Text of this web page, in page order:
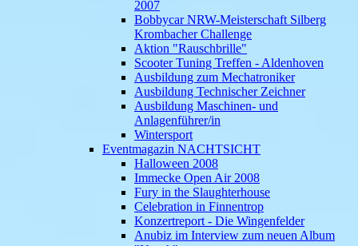
2007
Bobbycar NRW-Meisterschaft Silberg
Krombacher Challenge
Aktion "Rauschbrille"
Scooter Tuning Treffen - Aldenhoven
Ausbildung zum Mechatroniker
Ausbildung Technischer Zeichner
Ausbildung Maschinen- und
Anlagenführer/in
Wintersport
Eventmagazin NACHTSICHT
Halloween 2008
Immecke Open Air 2008
Fury in the Slaughterhouse
Celebration in Finnentrop
Konzertreport - Die Wingenfelder
Anubiz im Interview zum neuen Album